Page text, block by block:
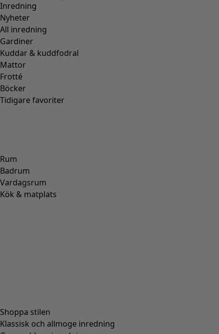
Inredning
Nyheter
All inredning
Gardiner
Kuddar & kuddfodral
Mattor
Frotté
Böcker
Tidigare favoriter
Rum
Badrum
Vardagsrum
Kök & matplats
Shoppa stilen
Klassisk och allmoge inredning